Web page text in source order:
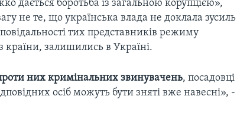
дається боротьба із загальною корупцією»,
не те, що українська влада не доклала зусиль
тих представників режиму
країни, залишились в Україні.
них кримінальних звинувачень, посадовці
осіб можуть бути зняті вже навесні», -